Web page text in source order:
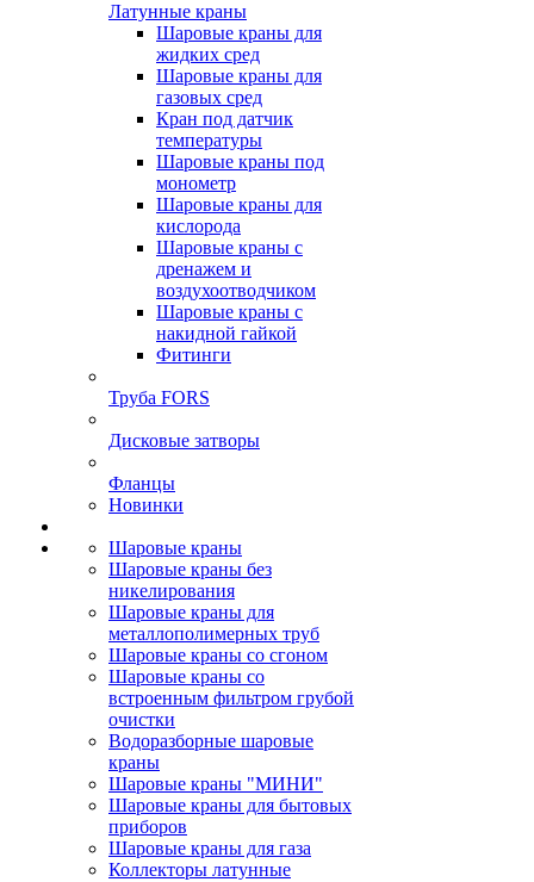
Латунные краны
Шаровые краны для
жидких сред
Шаровые краны для
газовых сред
Кран под датчик
температуры
Шаровые краны под
монометр
Шаровые краны для
кислорода
Шаровые краны с
дренажем и
воздухоотводчиком
Шаровые краны с
накидной гайкой
Фитинги
Труба FORS
Дисковые затворы
Фланцы
Новинки
Шаровые краны
Шаровые краны без
никелирования
Шаровые краны для
металлополимерных труб
Шаровые краны со сгоном
Шаровые краны со
встроенным фильтром грубой
очистки
Водоразборные шаровые
краны
Шаровые краны "МИНИ"
Шаровые краны для бытовых
приборов
Шаровые краны для газа
Коллекторы латунные